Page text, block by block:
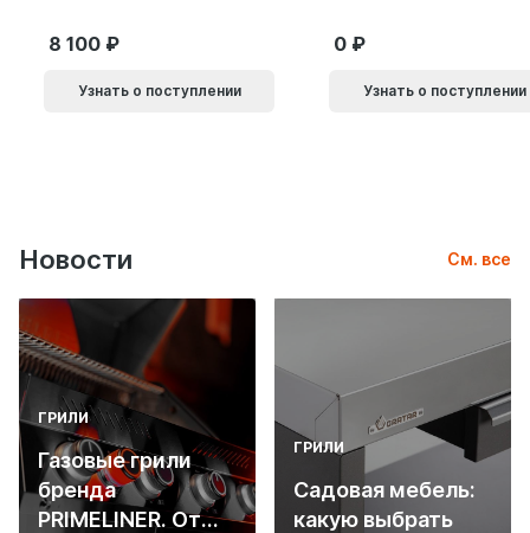
8 100
Узнать о поступлении
0
Узнать о поступлении
Новости См. все
ГРИЛИ
Газовые грили
бренда
PRIMELINER. От
ГРИЛИ
Садовая мебель:
какую выбрать